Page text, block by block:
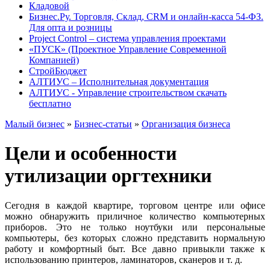
Кладовой
Бизнес.Ру. Торговля, Склад, CRM и онлайн-касса 54-ФЗ.
Для опта и розницы
Project Сontrol – система управления проектами
«ПУСК» (Проектное Управление Современной
Компанией)
СтройБюджет
АЛТИУС – Исполнительная документация
АЛТИУС - Управление строительством скачать
бесплатно
Малый бизнес » Бизнес-статьи » Организация бизнеса
Цели и особенности
утилизации оргтехники
Сегодня в каждой квартире, торговом центре или офисе
можно обнаружить приличное количество компьютерных
приборов. Это не только ноутбуки или персональные
компьютеры, без которых сложно представить нормальную
работу и комфортный быт. Все давно привыкли также к
использованию принтеров, ламинаторов, сканеров и т. д.